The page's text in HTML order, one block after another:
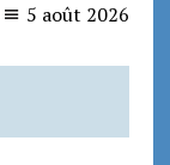
5 août 2026